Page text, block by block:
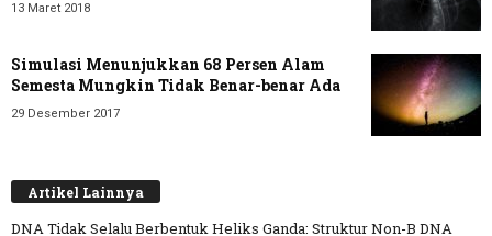
13 Maret 2018
Simulasi Menunjukkan 68 Persen Alam
Semesta Mungkin Tidak Benar-benar Ada
29 Desember 2017
Artikel Lainnya
DNA Tidak Selalu Berbentuk Heliks Ganda: Struktur Non-B DNA